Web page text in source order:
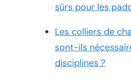
sûrs pour les
Les colliers de
sont-ils
disciplines ?